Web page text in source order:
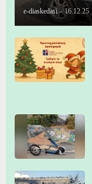
e-diaskedasi - 16.12.25